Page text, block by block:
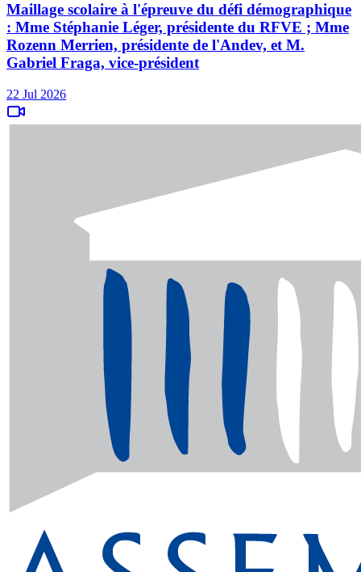
Maillage scolaire à l'épreuve du défi démographique
: Mme Stéphanie Léger, présidente du RFVE ; Mme
Rozenn Merrien, présidente de l'Andev, et M.
Gabriel Fraga, vice-président
22 Jul 2026